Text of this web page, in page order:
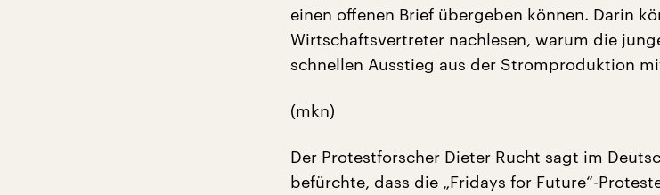
einen offenen Brief übergeben können. Darin
Wirtschaftsvertreter nachlesen, warum die
schnellen Ausstieg aus der Stromproduktion
(mkn)
Der Protestforscher Dieter Rucht sagt im
befürchte, dass die „Fridays for Future“-